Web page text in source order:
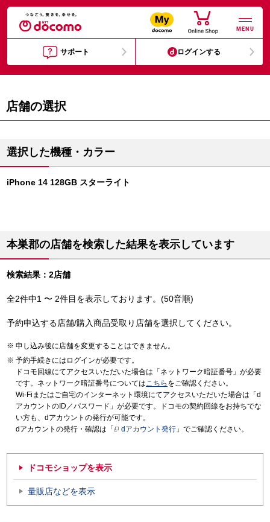
MENU
サポート ログインする
店舗の選択
選択した機種・カラー
iPhone 14 128GB スターライト
本巣郡の店舗を検索した結果を表示しています
検索結果：2店舗
全2件中1 〜 2件目を表示しております。(50音順)
予約申込する店舗/購入商品受取り店舗を選択してください。
申し込み後に店舗を変更することはできません。
予約手続きにはログインが必要です。
ドコモ回線にてアクセスいただいた場合は「ネットワーク暗証番号」が必要
です。ネットワーク暗証番号についてはこちら をご確認ください。
Wi-Fiまたはご自宅のインターネット環境にてアクセスいただいた場合は「d
アカウントのID／パスワード」が必要です。ドコモの契約回線をお持ちでな
い方も、dアカウントの発行が可能です。
dアカウントの発行・確認は「
dアカウント発行 」でご確認ください。
ドコモショップを表示
量販店などを表示